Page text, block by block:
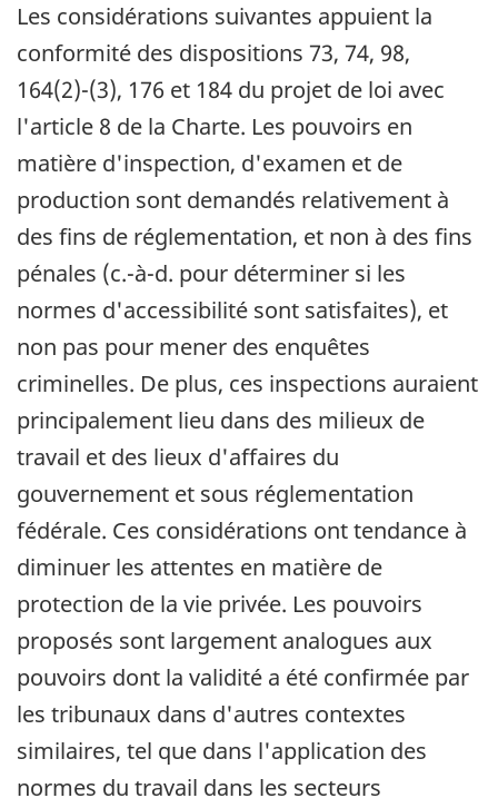
Les considérations suivantes appuient la
conformité des dispositions 73, 74, 98,
164(2)-(3), 176 et 184 du projet de loi avec
l'article 8 de la Charte. Les pouvoirs en
matière d'inspection, d'examen et de
production sont demandés relativement à
des fins de réglementation, et non à des fins
pénales (c.-à-d. pour déterminer si les
normes d'accessibilité sont satisfaites), et
non pas pour mener des enquêtes
criminelles. De plus, ces inspections auraient
principalement lieu dans des milieux de
travail et des lieux d'affaires du
gouvernement et sous réglementation
fédérale. Ces considérations ont tendance à
diminuer les attentes en matière de
protection de la vie privée. Les pouvoirs
proposés sont largement analogues aux
pouvoirs dont la validité a été confirmée par
les tribunaux dans d'autres contextes
similaires, tel que dans l'application des
normes du travail dans les secteurs